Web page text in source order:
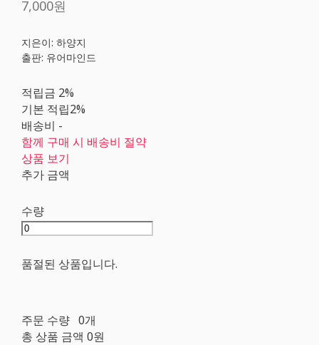
7,000원
지은이: 하양지
출판: 유어마인드
적립금 2%
기본 적립2%
배송비 -
함께 구매 시 배송비 절약
상품 보기
추가 금액
수량
품절된 상품입니다.
주문 수량 0개
총 상품 금액 0원